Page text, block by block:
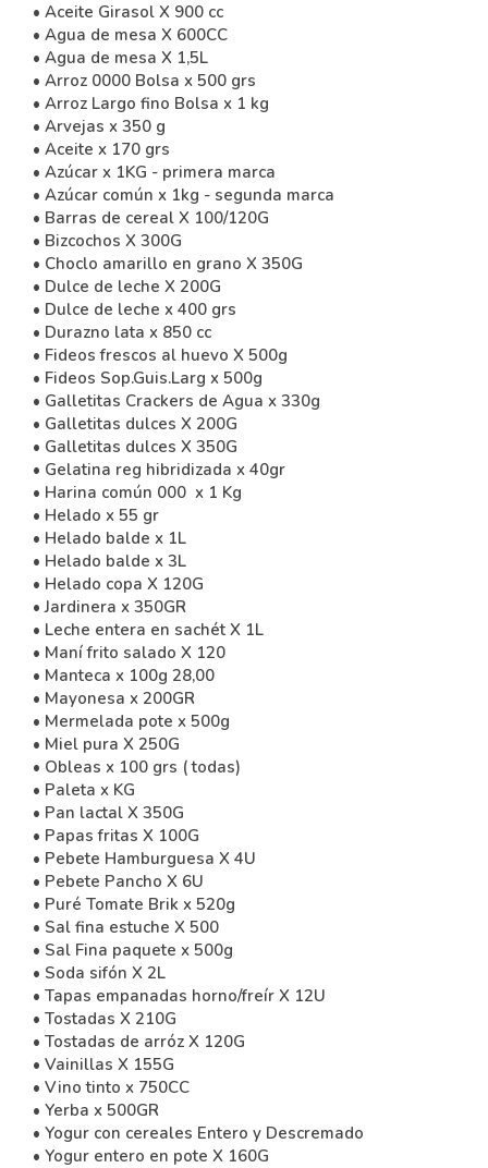
• Aceite Girasol X 900 cc
• Agua de mesa X 600CC
• Agua de mesa X 1,5L
• Arroz 0000 Bolsa x 500 grs
• Arroz Largo fino Bolsa x 1 kg
• Arvejas x 350 g
• Aceite x 170 grs
• Azúcar x 1KG - primera marca
• Azúcar común x 1kg - segunda marca
• Barras de cereal X 100/120G
• Bizcochos X 300G
• Choclo amarillo en grano X 350G
• Dulce de leche X 200G
• Dulce de leche x 400 grs
• Durazno lata x 850 cc
• Fideos frescos al huevo X 500g
• Fideos Sop.Guis.Larg x 500g
• Galletitas Crackers de Agua x 330g
• Galletitas dulces X 200G
• Galletitas dulces X 350G
• Gelatina reg hibridizada x 40gr
• Harina común 000 x 1 Kg
• Helado x 55 gr
• Helado balde x 1L
• Helado balde x 3L
• Helado copa X 120G
• Jardinera x 350GR
• Leche entera en sachét X 1L
• Maní frito salado X 120
• Manteca x 100g 28,00
• Mayonesa x 200GR
• Mermelada pote x 500g
• Miel pura X 250G
• Obleas x 100 grs ( todas)
• Paleta x KG
• Pan lactal X 350G
• Papas fritas X 100G
• Pebete Hamburguesa X 4U
• Pebete Pancho X 6U
• Puré Tomate Brik x 520g
• Sal fina estuche X 500
• Sal Fina paquete x 500g
• Soda sifón X 2L
• Tapas empanadas horno/freír X 12U
• Tostadas X 210G
• Tostadas de arróz X 120G
• Vainillas X 155G
• Vino tinto x 750CC
• Yerba x 500GR
• Yogur con cereales Entero y Descremado
• Yogur entero en pote X 160G